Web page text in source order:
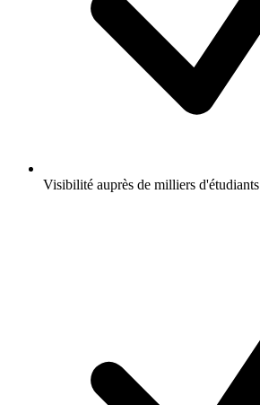
Visibilité auprès de milliers d'étudiants